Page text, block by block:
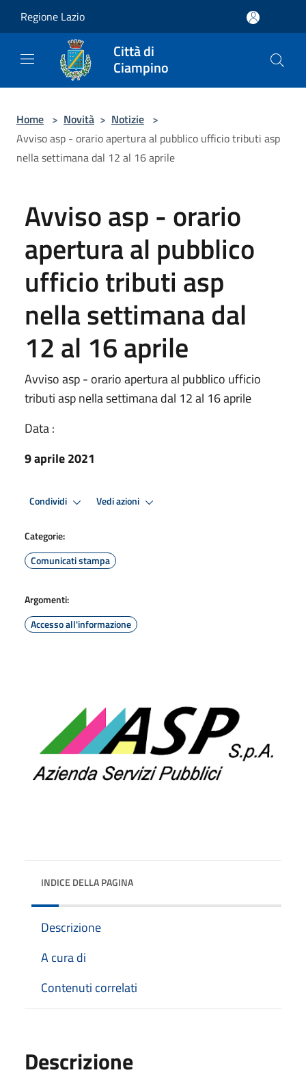
Regione Lazio
Città di
Ciampino
Home > Novità > Notizie >
Avviso asp - orario apertura al pubblico ufficio tributi asp
nella settimana dal 12 al 16 aprile
Avviso asp - orario
apertura al pubblico
ufficio tributi asp
nella settimana dal
12 al 16 aprile
Avviso asp - orario apertura al pubblico ufficio
tributi asp nella settimana dal 12 al 16 aprile
Data :
9 aprile 2021
Condividi Vedi azioni
Categorie:
Comunicati stampa
Argomenti:
Accesso all'informazione
INDICE DELLA PAGINA
Descrizione
A cura di
Contenuti correlati
Descrizione